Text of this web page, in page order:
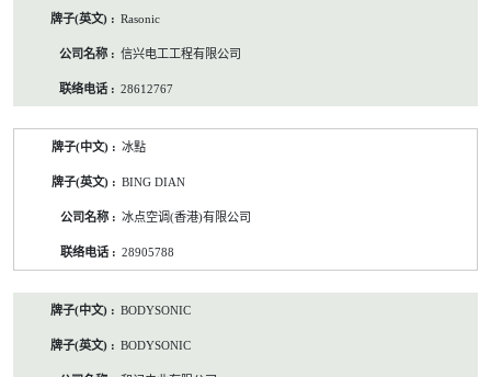
Rasonic
信兴电工工程有限公司
28612767
冰點
BING DIAN
冰点空调(香港)有限公司
28905788
BODYSONIC
BODYSONIC